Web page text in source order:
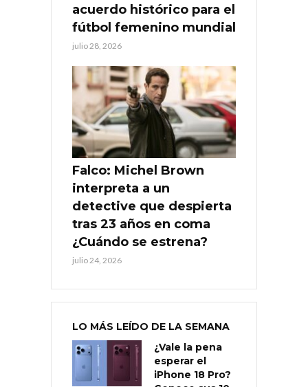
acuerdo histórico para el
fútbol femenino mundial
julio 28, 2026
Falco: Michel Brown
interpreta a un
detective que despierta
tras 23 años en coma
¿Cuándo se estrena?
julio 24, 2026
LO MÁS LEÍDO DE LA SEMANA
¿Vale la pena
esperar el
iPhone 18 Pro?